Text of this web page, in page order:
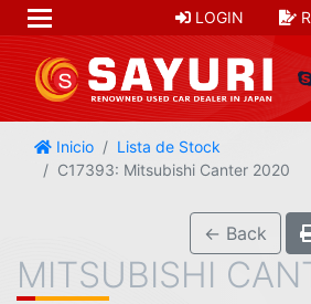
LOGIN
Inicio
Lista de Stock
C17393: Mitsubishi Canter 2020
← Back
MITSUBISHI